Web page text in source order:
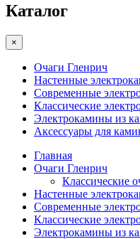
Каталог
×
Очаги Гленрич
Настенные
Современные
Классические
Электрокамины из
Аксессуары для
Главная
Очаги Гленрич
Классические
Настенные
Современные
Классические
Электрокамины из